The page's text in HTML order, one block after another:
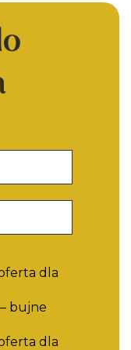
dla
bujne
dla